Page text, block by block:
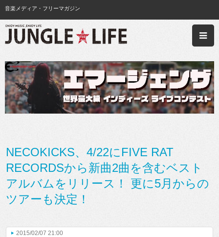
音楽メディア・フリーマガジン
NECOKICKS、4/22にFIVE RAT
RECORDSから新曲2曲を含むベスト
アルバムをリリース！ 更に5月からの
ツアーも決定！
2015/02/07 21:00